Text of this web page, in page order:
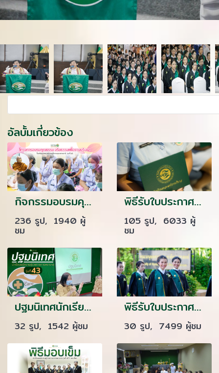
อัลบั้มเกี่ยวข้อง
กิจกรรมอบรมคุณธรรมจริยธรรม รุ่นที่ 42
236 รูป, 1940 ผู้
ชม
พิธีรับใบประกาศนียบัตร และรับมอบเข็ม ปี 2557
105 รูป, 6033 ผู้
ชม
ปฐมนิเทศนักเรียนรุ่นที่ 43
32 รูป, 1542 ผู้ชม
พิธีรับใบประกาศนียบัตร และรับมอบเข็ม ประจำปี 2559
30 รูป, 7499 ผู้ชม